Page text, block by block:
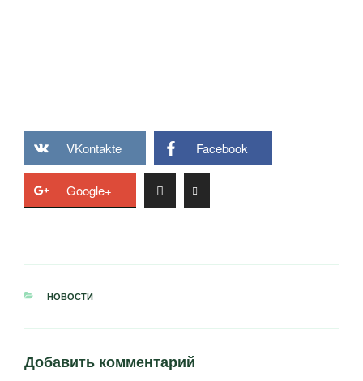
VKontakte Facebook
Google+
РУБРИКИ
НОВОСТИ
Добавить комментарий